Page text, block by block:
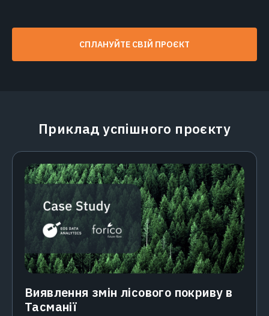
СПЛАНУЙТЕ СВІЙ ПРОЄКТ
Приклад успішного проєкту
Виявлення змін лісового покриву в
Тасманії